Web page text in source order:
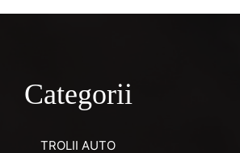
Categorii
TROLII AUTO